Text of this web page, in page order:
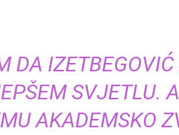
DA
SVJETLU.
AKADEMSKO